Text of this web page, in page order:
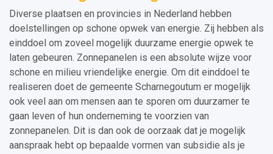
Diverse plaatsen en provincies in Nederland hebben
doelstellingen op schone opwek van energie. Zij hebben als
einddoel om zoveel mogelijk duurzame energie opwek te
laten gebeuren. Zonnepanelen is een absolute wijze voor
schone en milieu vriendelijke energie. Om dit einddoel te
realiseren doet de gemeente Scharnegoutum er mogelijk
ook veel aan om mensen aan te sporen om duurzamer te
gaan leven of hun onderneming te voorzien van
zonnepanelen. Dit is dan ook de oorzaak dat je mogelijk
aanspraak hebt op bepaalde vormen van subsidie als je